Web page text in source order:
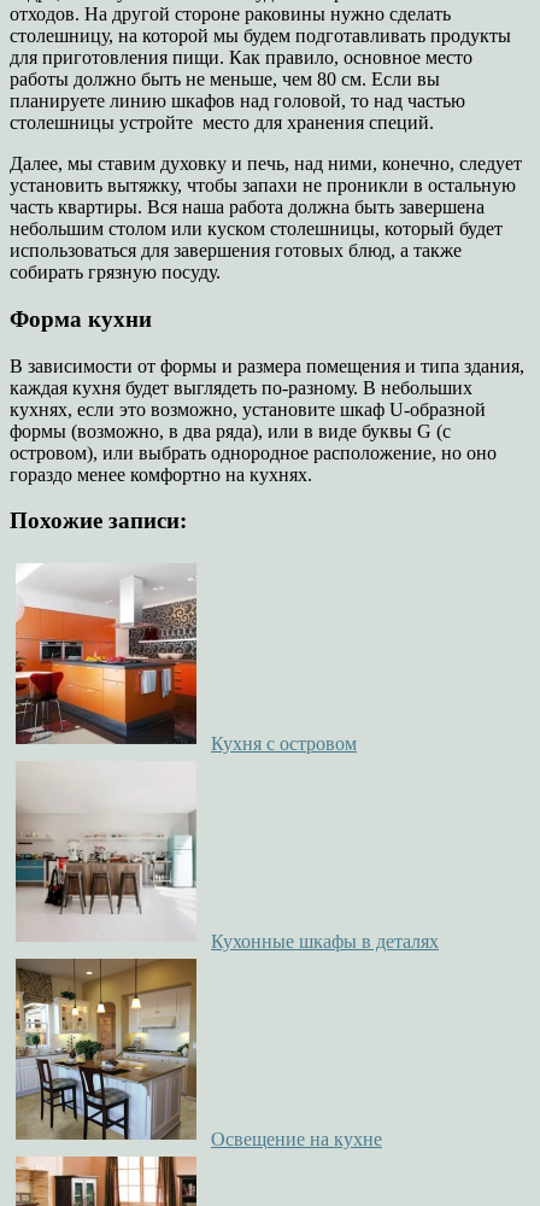
отходов. На другой стороне раковины нужно сделать
столешницу, на которой мы будем подготавливать продукты
для приготовления пищи. Как правило, основное место
работы должно быть не меньше, чем 80 см. Если вы
планируете линию шкафов над головой, то над частью
столешницы устройте место для хранения специй.
Далее, мы ставим духовку и печь, над ними, конечно, следует
установить вытяжку, чтобы запахи не проникли в остальную
часть квартиры. Вся наша работа должна быть завершена
небольшим столом или куском столешницы, который будет
использоваться для завершения готовых блюд, а также
собирать грязную посуду.
Форма кухни
В зависимости от формы и размера помещения и типа здания,
каждая кухня будет выглядеть по-разному. В небольших
кухнях, если это возможно, установите шкаф U-образной
формы (возможно, в два ряда), или в виде буквы G (с
островом), или выбрать однородное расположение, но оно
гораздо менее комфортно на кухнях.
Похожие записи:
Кухня с островом
Кухонные шкафы в деталях
Освещение на кухне